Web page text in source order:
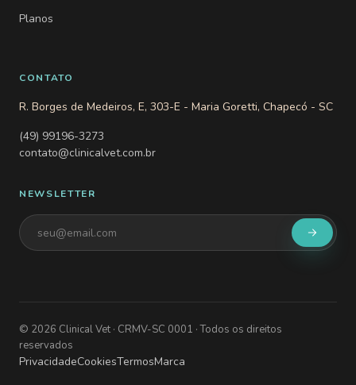
Planos
CONTATO
R. Borges de Medeiros, E, 303-E - Maria Goretti, Chapecó - SC
(49) 99196-3273
contato@clinicalvet.com.br
NEWSLETTER
© 2026 Clinical Vet · CRMV-SC 0001 · Todos os direitos
reservados
PrivacidadeCookiesTermosMarca